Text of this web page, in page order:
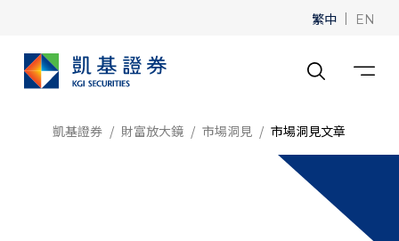
繁中 | EN
凱基證券 財富放大鏡 市場洞見 市場洞見文章